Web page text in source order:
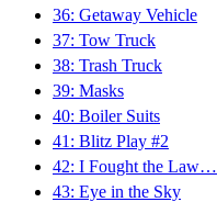
36: Getaway Vehicle
37: Tow Truck
38: Trash Truck
39: Masks
40: Boiler Suits
41: Blitz Play #2
42: I Fought the Law…
43: Eye in the Sky